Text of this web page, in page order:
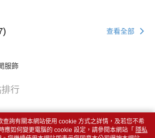
查看全部
服飾
行
查詢有關本網站使用 cookie 方式之詳情，及若您不希
應如何變更電腦的 cookie 設定，請參閱本網站「 隱私